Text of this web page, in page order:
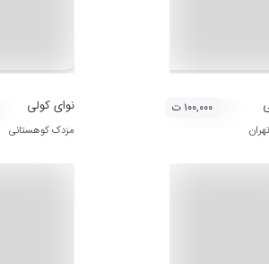
۱۰۰,۰۰۰ ت نوای کولی
مزدک کوهستانی